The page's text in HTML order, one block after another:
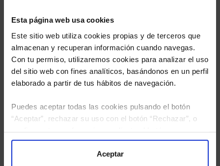
Esta página web usa cookies
Este sitio web utiliza cookies propias y de terceros que
almacenan y recuperan información cuando navegas.
Con tu permiso, utilizaremos cookies para analizar el uso
del sitio web con fines analíticos, basándonos en un perfil
elaborado a partir de tus hábitos de navegación.
Puedes aceptar todas las cookies pulsando el botón
“Aceptar”, rechazar su uso con el botón “Rechazar”, o
“Configuración”. Consulta nuestraPolítica
para más información.
Aceptar
tratamiento de mis datos personales.